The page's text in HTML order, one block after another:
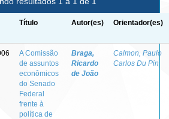
Título Autor(es) Orientador(es)
A Comissão
de assuntos
econômicos
do Senado
Federal
frente à
política de
Braga,
Ricardo
de João
Calmon, Paulo
Carlos Du Pin